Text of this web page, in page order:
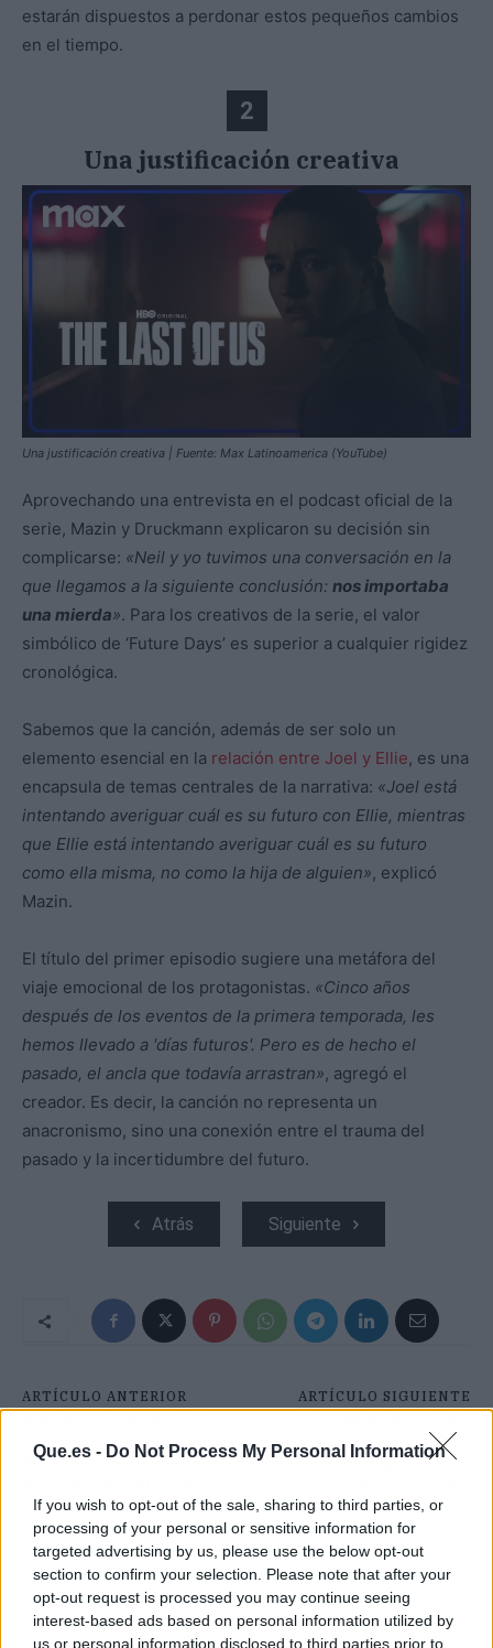
Que.es - Do Not Process My Personal Information
If you wish to opt-out of the sale, sharing to third parties, or
processing of your personal or sensitive information for
targeted advertising by us, please use the below opt-out
section to confirm your selection. Please note that after your
opt-out request is processed you may continue seeing
interest-based ads based on personal information utilized by
us or personal information disclosed to third parties prior to
estarán dispuestos a perdonar estos pequeños cambios
en el tiempo.
2
Una justificación creativa
Una justificación creativa | Fuente: Max Latinoamerica (YouTube)
Aprovechando una entrevista en el podcast oficial de la
serie, Mazin y Druckmann explicaron su decisión sin
complicarse: «Neil y yo tuvimos una conversación en la
que llegamos a la siguiente conclusión: nos importaba
una mierda». Para los creativos de la serie, el valor
simbólico de ‘Future Days’ es superior a cualquier rigidez
cronológica.
Sabemos que la canción, además de ser solo un
elemento esencial en la relación entre Joel y Ellie, es una
encapsula de temas centrales de la narrativa: «Joel está
intentando averiguar cuál es su futuro con Ellie, mientras
que Ellie está intentando averiguar cuál es su futuro
como ella misma, no como la hija de alguien», explicó
Mazin.
El título del primer episodio sugiere una metáfora del
viaje emocional de los protagonistas. «Cinco años
después de los eventos de la primera temporada, les
hemos llevado a 'días futuros'. Pero es de hecho el
pasado, el ancla que todavía arrastran», agregó el
creador. Es decir, la canción no representa un
anacronismo, sino una conexión entre el trauma del
pasado y la incertidumbre del futuro.
Atrás Siguiente
ARTÍCULO ANTERIOR
DOS MÁS: LAS MAYORES
FORTUNAS DE ESPAÑA
ARTÍCULO SIGUIENTE
MÓVIL YA CAUSA MÁS
VÍCTIMAS QUE ESTE